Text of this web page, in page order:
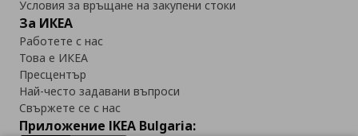
Условия за връщане на закупени стоки
За ИКЕА
Работете с нас
Това е ИКЕА
Пресцентър
Най-често задавани въпроси
Свържете се с нас
Приложение IKEA Bulgaria: